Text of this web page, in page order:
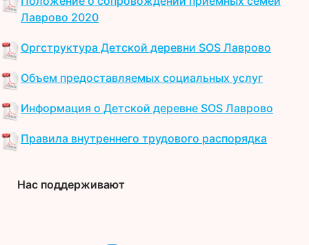
Лаврово 2020
Оргструктура Детской деревни SOS Лаврово
Объем предоставляемых социальных услуг
Информация о Детской деревне SOS Лаврово
Правила внутреннего трудового распорядка
Нас поддерживают